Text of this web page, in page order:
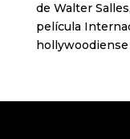
de Walter
película